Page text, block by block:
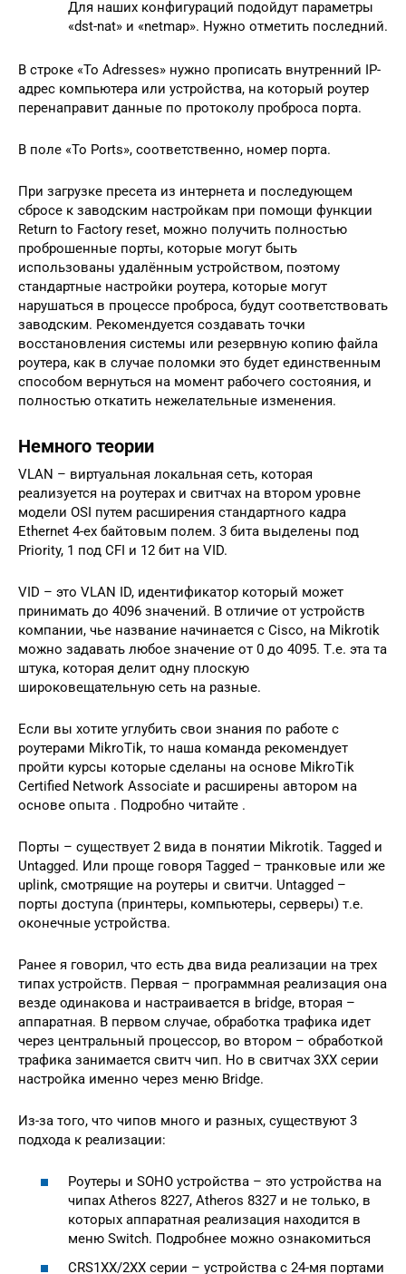
Для наших конфигураций подойдут параметры
«dst-nat» и «netmap». Нужно отметить последний.
В строке «To Adresses» нужно прописать внутренний IP-
адрес компьютера или устройства, на который роутер
перенаправит данные по протоколу проброса порта.
В поле «To Ports», соответственно, номер порта.
При загрузке пресета из интернета и последующем
сбросе к заводским настройкам при помощи функции
Return to Factory reset, можно получить полностью
проброшенные порты, которые могут быть
использованы удалённым устройством, поэтому
стандартные настройки роутера, которые могут
нарушаться в процессе проброса, будут соответствовать
заводским. Рекомендуется создавать точки
восстановления системы или резервную копию файла
роутера, как в случае поломки это будет единственным
способом вернуться на момент рабочего состояния, и
полностью откатить нежелательные изменения.
Немного теории
VLAN – виртуальная локальная сеть, которая
реализуется на роутерах и свитчах на втором уровне
модели OSI путем расширения стандартного кадра
Ethernet 4-ех байтовым полем. 3 бита выделены под
Priority, 1 под CFI и 12 бит на VID.
VID – это VLAN ID, идентификатор который может
принимать до 4096 значений. В отличие от устройств
компании, чье название начинается с Cisco, на Mikrotik
можно задавать любое значение от 0 до 4095. Т.е. эта та
штука, которая делит одну плоскую
широковещательную сеть на разные.
Если вы хотите углубить свои знания по работе с
роутерами MikroTik, то наша команда рекомендует
пройти курсы которые сделаны на основе MikroTik
Certified Network Associate и расширены автором на
основе опыта . Подробно читайте .
Порты – существует 2 вида в понятии Mikrotik. Tagged и
Untagged. Или проще говоря Tagged – транковые или же
uplink, смотрящие на роутеры и свитчи. Untagged –
порты доступа (принтеры, компьютеры, серверы) т.е.
оконечные устройства.
Ранее я говорил, что есть два вида реализации на трех
типах устройств. Первая – программная реализация она
везде одинакова и настраивается в bridge, вторая –
аппаратная. В первом случае, обработка трафика идет
через центральный процессор, во втором – обработкой
трафика занимается свитч чип. Но в свитчах 3XX серии
настройка именно через меню Bridge.
Из-за того, что чипов много и разных, существуют 3
подхода к реализации:
Роутеры и SOHO устройства – это устройства на
чипах Atheros 8227, Atheros 8327 и не только, в
которых аппаратная реализация находится в
меню Switch. Подробнее можно ознакомиться
CRS1XX/2XX серии – устройства с 24-мя портами